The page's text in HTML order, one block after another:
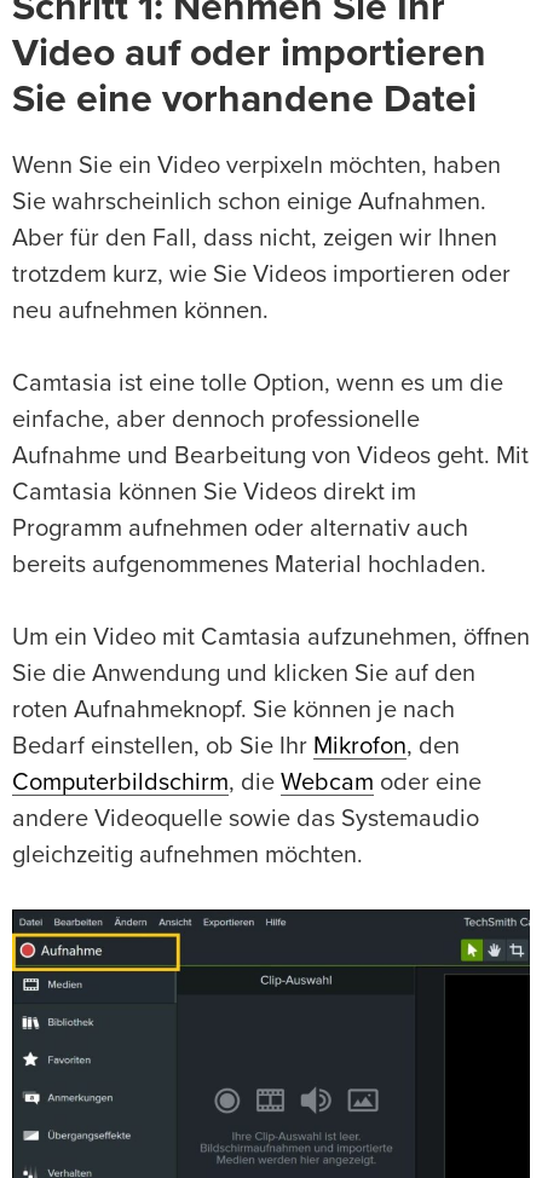
Schritt 1: Nehmen Sie Ihr
Video auf oder importieren
Sie eine vorhandene Datei
Wenn Sie ein Video verpixeln möchten, haben
Sie wahrscheinlich schon einige Aufnahmen.
Aber für den Fall, dass nicht, zeigen wir Ihnen
trotzdem kurz, wie Sie Videos importieren oder
neu aufnehmen können.
Camtasia ist eine tolle Option, wenn es um die
einfache, aber dennoch professionelle
Aufnahme und Bearbeitung von Videos geht. Mit
Camtasia können Sie Videos direkt im
Programm aufnehmen oder alternativ auch
bereits aufgenommenes Material hochladen.
Um ein Video mit Camtasia aufzunehmen, öffnen
Sie die Anwendung und klicken Sie auf den
roten Aufnahmeknopf. Sie können je nach
Bedarf einstellen, ob Sie Ihr Mikrofon, den
Computerbildschirm, die Webcam oder eine
andere Videoquelle sowie das Systemaudio
gleichzeitig aufnehmen möchten.